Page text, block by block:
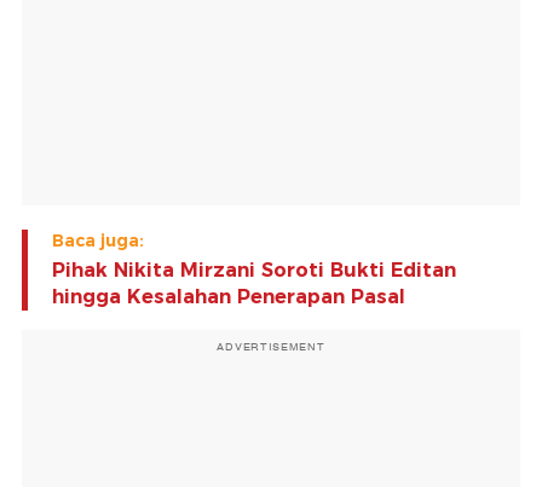
Baca juga:
Pihak Nikita Mirzani Soroti Bukti Editan
hingga Kesalahan Penerapan Pasal
ADVERTISEMENT